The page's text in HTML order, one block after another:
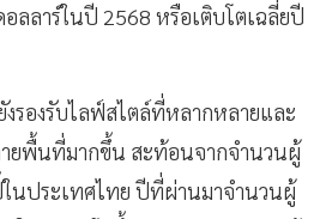
ลลาร์ในปี 2568 หรือเติบโตเฉลี่ยปี
รองรับไลฟ์สไตล์ที่หลากหลายและ
ยพื้นที่มากขึ้น สะท้อนจากจำนวนผู้
นประเทศไทย ปีที่ผ่านมาจำนวนผู้